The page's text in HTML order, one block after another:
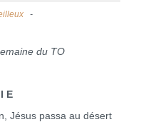
du TO
E
passa au désert